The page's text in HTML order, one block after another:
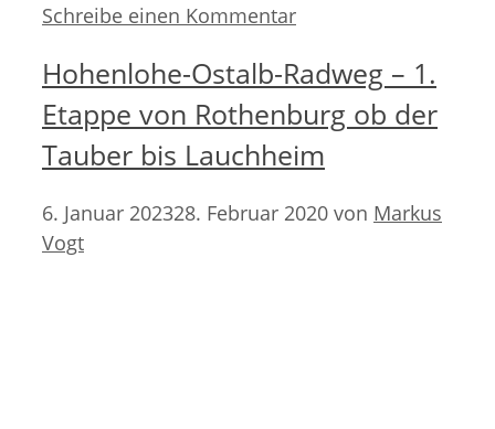
Schreibe einen Kommentar
Hohenlohe-Ostalb-Radweg – 1.
Etappe von Rothenburg ob der
Tauber bis Lauchheim
6. Januar 202328. Februar 2020 von Markus
Vogt